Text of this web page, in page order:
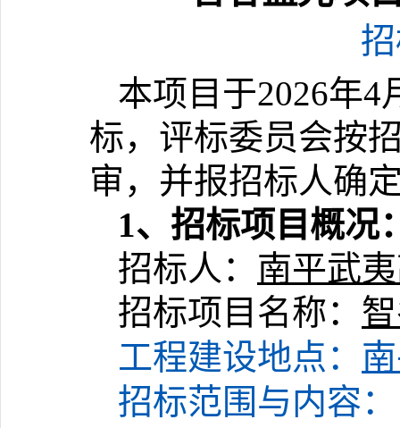
本项目于2026年4
标， 评标委员会按
审，并报招标人确
1、招标项目概况
招标人： 南平武
招标项目名称：
工程建设地点：
招标范围与内容：